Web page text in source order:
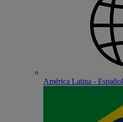
América Latina - Español